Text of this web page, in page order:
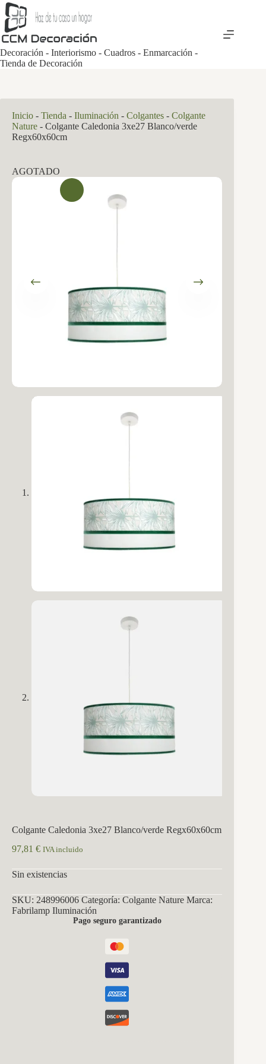
Saltar
al
contenido
Decoración - Interiorismo - Cuadros - Enmarcación -
Tienda de Decoración
Inicio - Tienda - Iluminación - Colgantes - Colgante
Nature - Colgante Caledonia 3xe27 Blanco/verde
Regx60x60cm
AGOTADO
Colgante Caledonia 3xe27 Blanco/verde Regx60x60cm
97,81 € IVA incluido
Sin existencias
SKU: 248996006 Categoría: Colgante Nature Marca:
Fabrilamp Iluminación
Pago seguro garantizado